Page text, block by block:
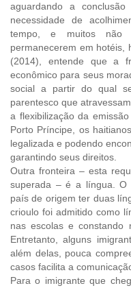
aguardando a
necessidade de
tempo, e muitos não
permanecerem em hotéis,
(2014), entende que a
econômico para seus
social a partir do qual
parentesco que
a flexibilização da
Porto Príncipe, os
legalizada e podendo
garantindo seus direitos.
Outra fronteira – esta
superada – é a língua. O
país de origem ter duas
crioulo foi admitido como
nas escolas e constando
Entretanto, alguns
além delas, pouca
casos facilita a
Para o imigrante que